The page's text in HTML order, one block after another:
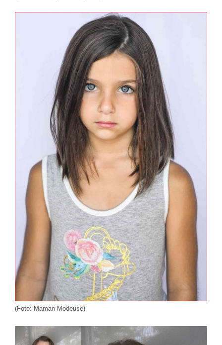
(Foto: Maman Modeuse)